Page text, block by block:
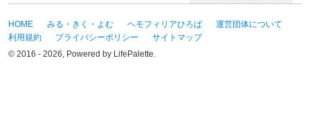
HOME みる・きく・よむ ヘモフィリアひろば
運営団体について
利用規約
プライバシーポリシー
サイトマップ
© 2016 - 2026, Powered by LifePalette.